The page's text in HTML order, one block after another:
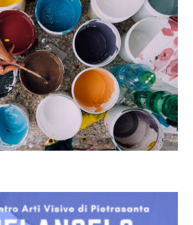
Magazine